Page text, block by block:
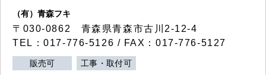
（有）青森フキ
〒030-0862 青森県青森市古川2-12-4
TEL：017-776-5126 / FAX：017-776-5127
販売可 工事・取付可